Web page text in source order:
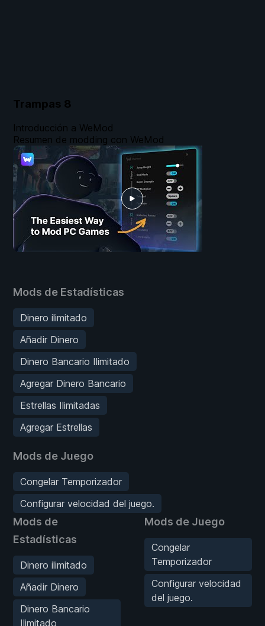
Trampas 8
Mods de Estadísticas
Dinero ilimitado
Añadir Dinero
Dinero Bancario Ilimitado
Agregar Dinero Bancario
Estrellas Ilimitadas
Agregar Estrellas
Mods de Juego
Congelar Temporizador
Configurar velocidad del juego.
Mods de
Estadísticas
Dinero ilimitado
Añadir Dinero
Dinero Bancario
Ilimitado
Mods de Juego
Congelar
Temporizador
Configurar velocidad
del juego.
Introducción a WeMod
Resumen de modding con WeMod